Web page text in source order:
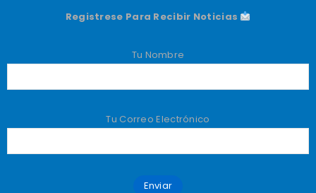
Registrese Para Recibir Noticias
Tu Nombre
Tu Correo Electrónico